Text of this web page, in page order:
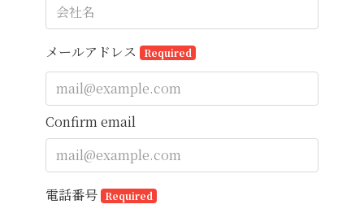
メールアドレス Required
Confirm email
電話番号 Required